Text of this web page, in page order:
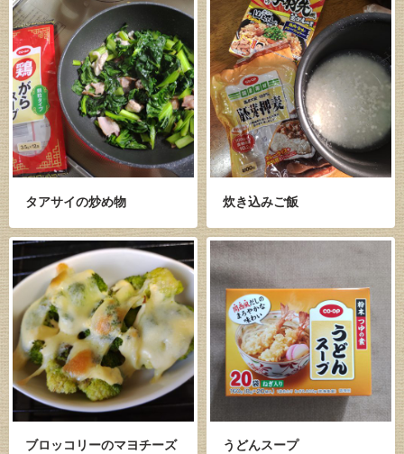
タアサイの炒め物 炊き込みご飯
ブロッコリーのマヨチーズ うどんスープ